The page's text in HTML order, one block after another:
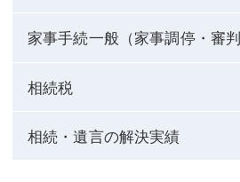
家事手続一般（家事調停・審判
相続税
相続・遺言の解決実績